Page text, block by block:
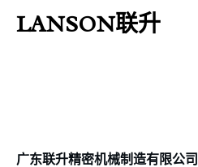
LANSON联升
广东联升精密机械制造有限公司